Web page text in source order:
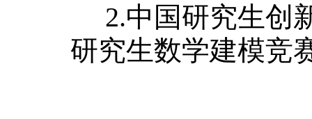
2.中国研究生创
研究生数学建模竞